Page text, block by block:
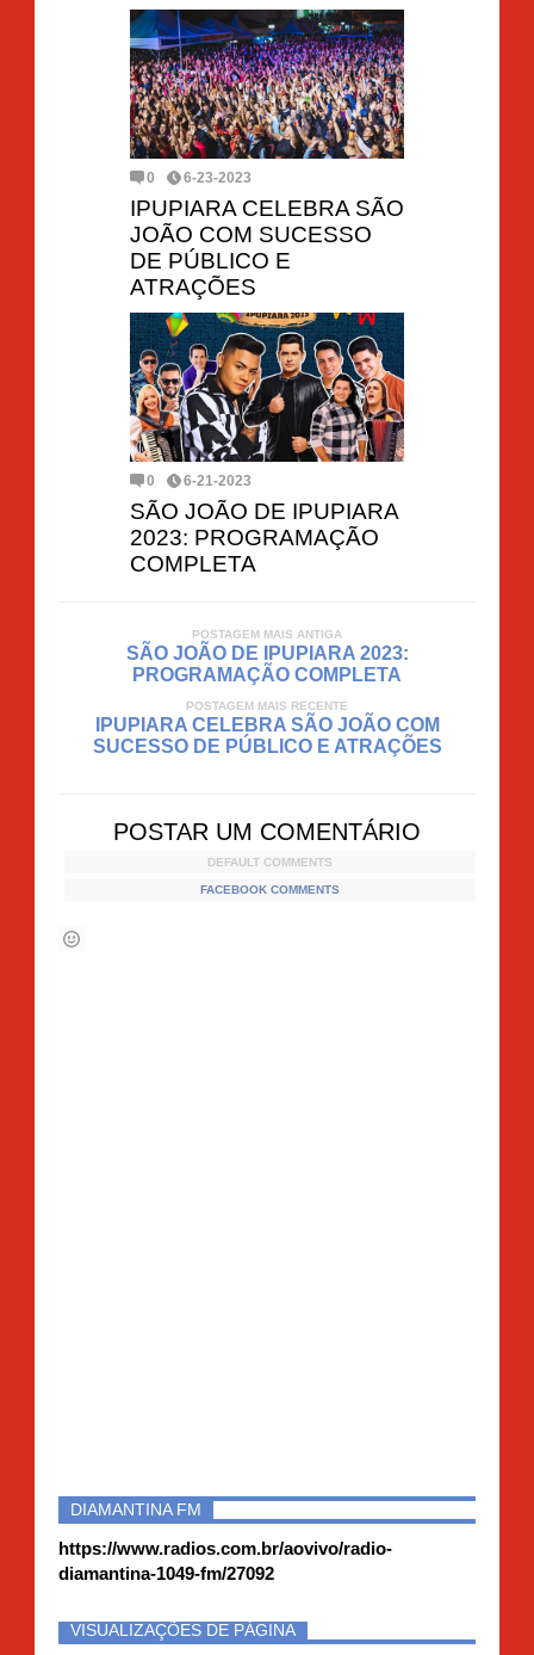
0 6-23-2023
IPUPIARA CELEBRA SÃO
JOÃO COM SUCESSO
DE PÚBLICO E
ATRAÇÕES
0 6-21-2023
SÃO JOÃO DE IPUPIARA
2023: PROGRAMAÇÃO
COMPLETA
POSTAGEM MAIS ANTIGA
SÃO JOÃO DE IPUPIARA 2023:
PROGRAMAÇÃO COMPLETA
POSTAGEM MAIS RECENTE
IPUPIARA CELEBRA SÃO JOÃO COM
SUCESSO DE PÚBLICO E ATRAÇÕES
POSTAR UM COMENTÁRIO
DEFAULT COMMENTS
FACEBOOK COMMENTS
DIAMANTINA FM
https://www.radios.com.br/aovivo/radio-
diamantina-1049-fm/27092
VISUALIZAÇÕES DE PÁGINA